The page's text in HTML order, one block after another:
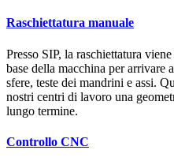
Raschiettatura manuale
Presso SIP, la raschiettatura
base della macchina per
sfere, teste dei mandrini e assi.
nostri centri di lavoro una
lungo termine.
Controllo CNC